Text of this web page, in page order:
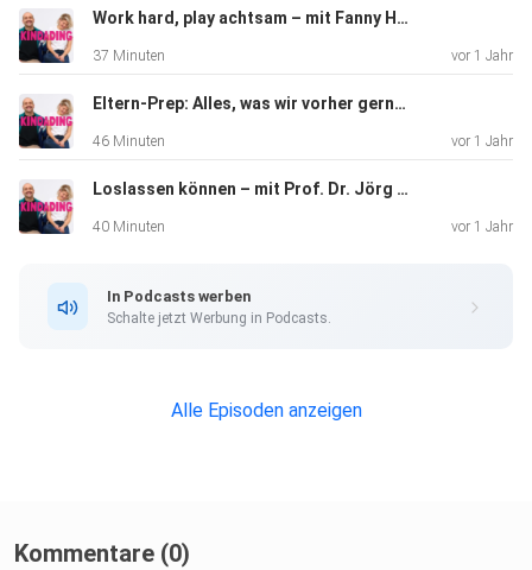
Work hard, play achtsam – mit Fanny Husten
37 Minuten vor 1 Jahr
Eltern-Prep: Alles, was wir vorher gerne gewusst hätten
46 Minuten vor 1 Jahr
Loslassen können – mit Prof. Dr. Jörg Dötsch
40 Minuten vor 1 Jahr
In Podcasts werben
Schalte jetzt Werbung in Podcasts.
Alle Episoden anzeigen
Kommentare (0)